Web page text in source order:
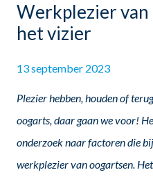
Werkplezier van
het vizier
13 september 2023
Plezier hebben, houden of
oogarts, daar gaan we voor!
onderzoek naar factoren die
werkplezier van oogartsen.